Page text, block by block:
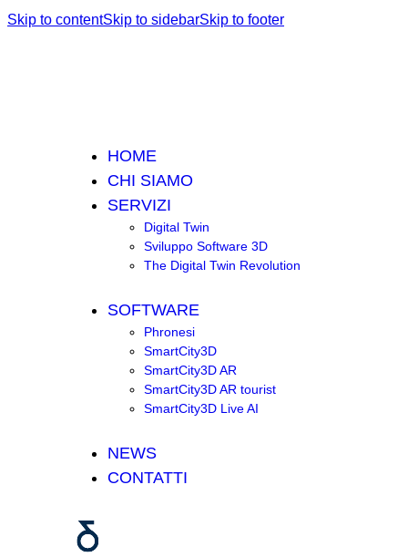
Skip to contentSkip to sidebarSkip to footer
HOME
CHI SIAMO
SERVIZI
Digital Twin
Sviluppo Software 3D
The Digital Twin Revolution
SOFTWARE
Phronesi
SmartCity3D
SmartCity3D AR
SmartCity3D AR tourist
SmartCity3D Live AI
NEWS
CONTATTI